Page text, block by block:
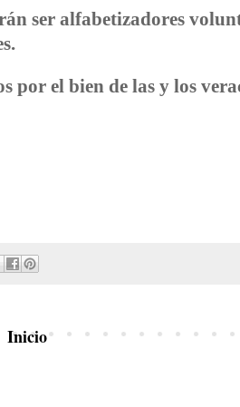
ser alfabetizadores
por el bien de las y los
Inicio